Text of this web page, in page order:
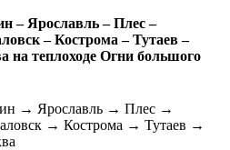
– Ярославль – Плес –
– Кострома – Тутаев –
на теплоходе Огни большого
→ Ярославль → Плес →
→ Кострома → Тутаев →